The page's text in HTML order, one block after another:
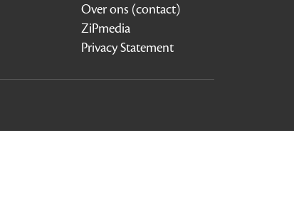
Over ons (contact)
ZiPmedia
Privacy Statement